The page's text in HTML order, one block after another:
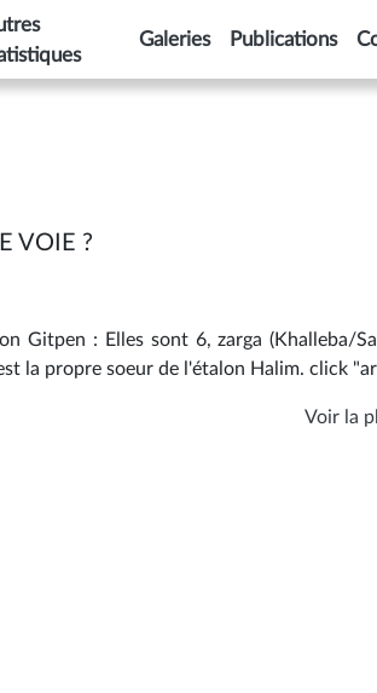
Galeries Publications
VOIE ?
Gitpen : Elles sont 6, zarga (Khalleba/
la propre soeur de l'étalon Halim. click
Voir la